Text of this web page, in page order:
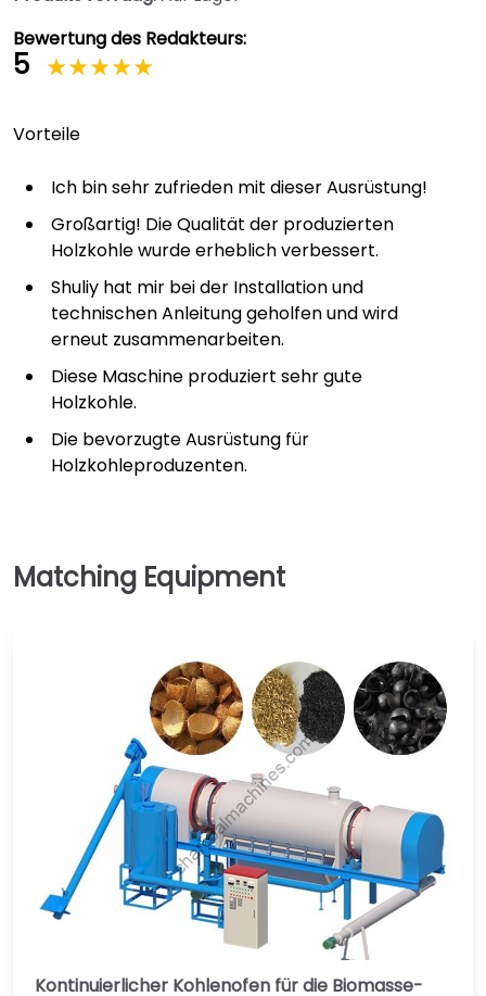
Bewertung des Redakteurs:
5
Vorteile
Ich bin sehr zufrieden mit dieser Ausrüstung!
Großartig! Die Qualität der produzierten
Holzkohle wurde erheblich verbessert.
Shuliy hat mir bei der Installation und
technischen Anleitung geholfen und wird
erneut zusammenarbeiten.
Diese Maschine produziert sehr gute
Holzkohle.
Die bevorzugte Ausrüstung für
Holzkohleproduzenten.
Kontinuierlicher Kohlenofen für die Biomasse-